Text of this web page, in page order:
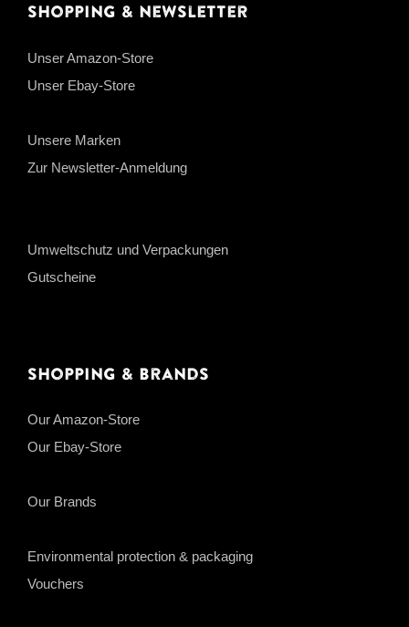
Shopping & Newsletter
Unser Amazon-Store
Unser Ebay-Store
Unsere Marken
Zur Newsletter-Anmeldung
Umweltschutz und Verpackungen
Gutscheine
Shopping & Brands
Our Amazon-Store
Our Ebay-Store
Our Brands
Environmental protection & packaging
Vouchers